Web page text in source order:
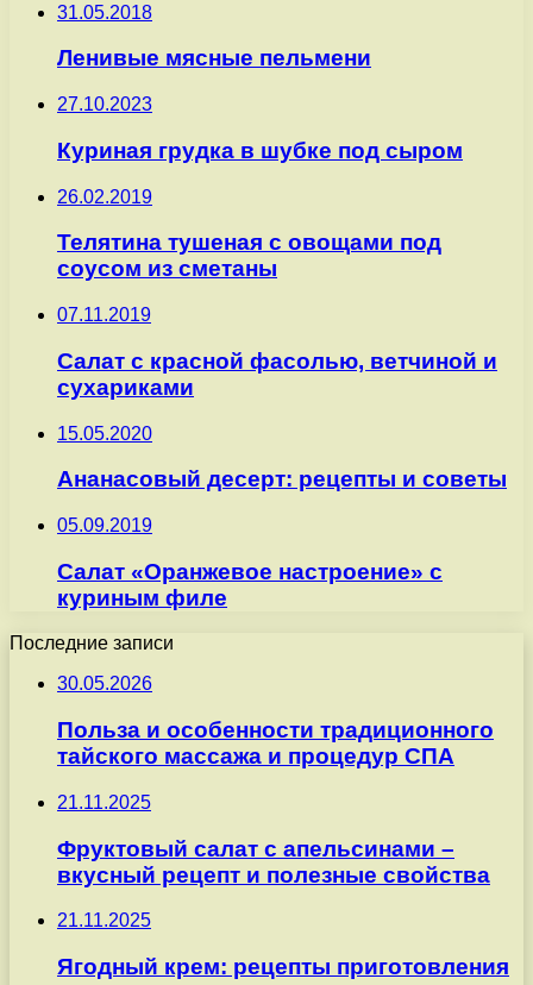
31.05.2018
Ленивые мясные пельмени
27.10.2023
Куриная грудка в шубке под сыром
26.02.2019
Телятина тушеная с овощами под
соусом из сметаны
07.11.2019
Салат с красной фасолью, ветчиной и
сухариками
15.05.2020
Ананасовый десерт: рецепты и советы
05.09.2019
Салат «Оранжевое настроение» с
куриным филе
Последние записи
30.05.2026
Польза и особенности традиционного
тайского массажа и процедур СПА
21.11.2025
Фруктовый салат с апельсинами –
вкусный рецепт и полезные свойства
21.11.2025
Ягодный крем: рецепты приготовления